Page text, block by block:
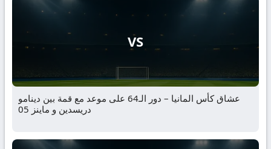
VS
عشاق كأس المانيا – دور الـ64 على موعد مع قمة بين دينامو
دريسدين و ماينز 05